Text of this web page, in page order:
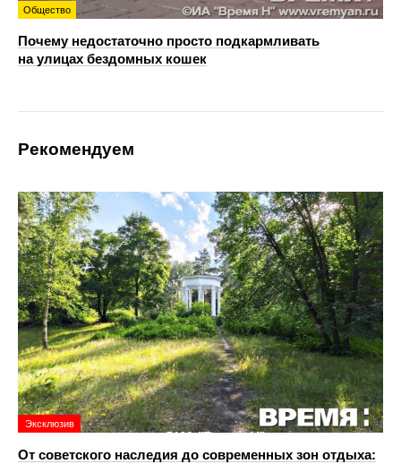
Общество
Почему недостаточно просто подкармливать
на улицах бездомных кошек
Рекомендуем
Эксклюзив
От советского наследия до современных зон отдыха: